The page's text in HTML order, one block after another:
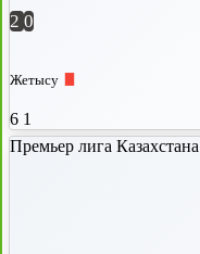
2 0
Жетысу
6 1
Премьер лига Казахстана